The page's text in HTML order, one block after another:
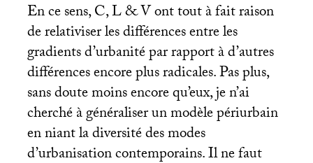
En ce sens, C, L & V ont tout à fait raison
de relativiser les différences entre les
gradients d’urbanité par rapport à d’autres
différences encore plus radicales. Pas plus,
sans doute moins encore qu’eux, je n’ai
cherché à généraliser un modèle périurbain
en niant la diversité des modes
d’urbanisation contemporains. Il ne faut